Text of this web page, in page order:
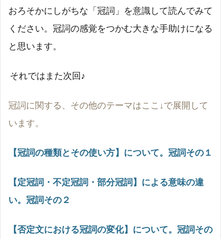
おろそかにしがちな「冠詞」を意識して読んでみて
ください。冠詞の感覚をつかむ大きな手助けになる
と思います。
それではまた次回♪
冠詞に関する、その他のテーマはここ↓で展開して
います。
【冠詞の種類とその使い方】について。冠詞その１
【定冠詞・不定冠詞・部分冠詞】による意味の違
い。冠詞その２
【否定文における冠詞の変化】について。冠詞その